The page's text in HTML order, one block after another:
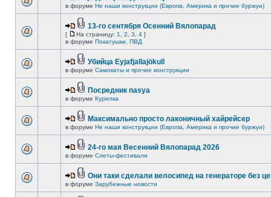
в форуме Не наши конструкции (Европа, Америка и прочие буржуи)
13-го сентября Осенний Вялопарад
[ На страницу: 1 2 3 4 ]
в форуме Покатушки, ПВД
Убийца Eyjafjallajökull
в форуме Самокаты и прочие конструкции
Посредник nasya
в форуме Курилка
Максимально просто лаконичный хайрейсер
в форуме Не наши конструкции (Европа, Америка и прочие буржуи)
24-го мая Весенний Вялопарад 2026
в форуме Слеты-фестивали
Они таки сделали велосипед на генераторе без
в форуме Зарубежные новости